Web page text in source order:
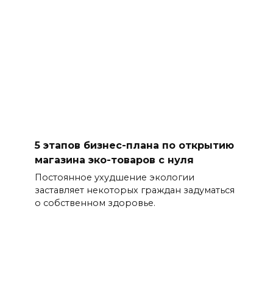
5 этапов бизнес-плана по открытию
магазина эко-товаров с нуля
Постоянное ухудшение экологии
заставляет некоторых граждан задуматься
о собственном здоровье.